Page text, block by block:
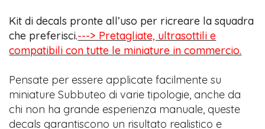
Kit di decals pronte all’uso per ricreare la squadra
che preferisci.---> Pretagliate, ultrasottili e
compatibili con tutte le miniature in commercio.
Pensate per essere applicate facilmente su
miniature Subbuteo di varie tipologie, anche da
chi non ha grande esperienza manuale, queste
decals garantiscono un risultato realistico e